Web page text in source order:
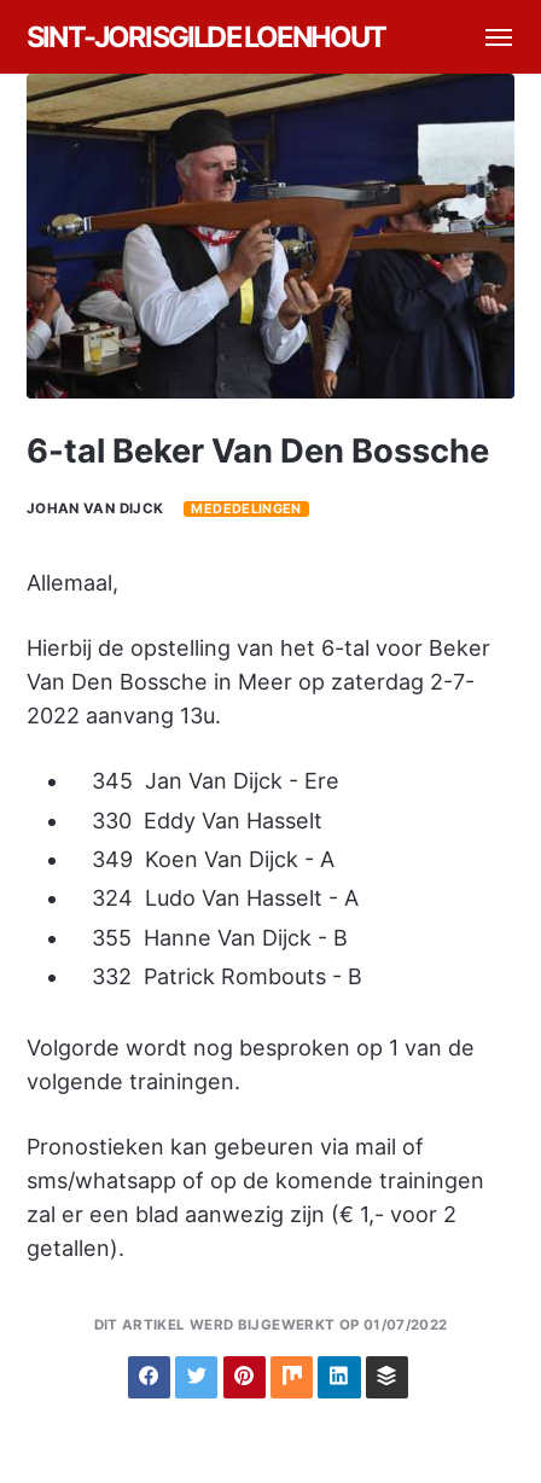
SINT-JORISGILDE LOENHOUT
6-tal Beker Van Den Bossche
JOHAN VAN DIJCK MEDEDELINGEN
Allemaal,
Hierbij de opstelling van het 6-tal voor Beker
Van Den Bossche in Meer op zaterdag 2-7-
2022 aanvang 13u.
345 Jan Van Dijck - Ere
330 Eddy Van Hasselt
349 Koen Van Dijck - A
324 Ludo Van Hasselt - A
355 Hanne Van Dijck - B
332 Patrick Rombouts - B
Volgorde wordt nog besproken op 1 van de
volgende trainingen.
Pronostieken kan gebeuren via mail of
sms/whatsapp of op de komende trainingen
zal er een blad aanwezig zijn (€ 1,- voor 2
getallen).
DIT ARTIKEL WERD BIJGEWERKT OP 01/07/2022